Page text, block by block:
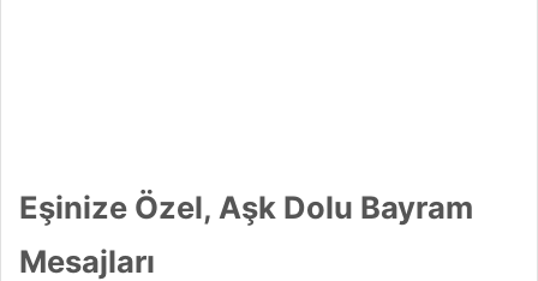
Eşinize Özel, Aşk Dolu Bayram
Mesajları